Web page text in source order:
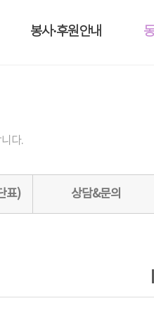
봉사·후원안내
다.
표) 상담&문의